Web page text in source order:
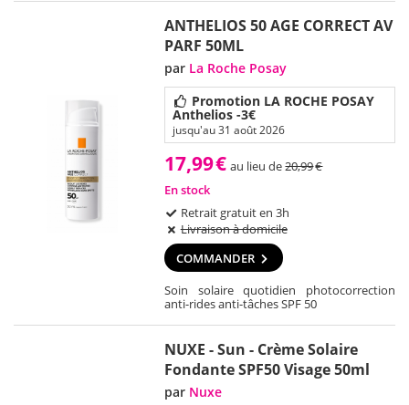
ANTHELIOS 50 AGE CORRECT AV
PARF 50ML
par La Roche Posay
Promotion LA ROCHE POSAY
Anthelios -3€
jusqu'au 31 août 2026
17,99€ au lieu de20,99€
En stock
Retrait gratuit en 3h
Livraison à domicile
COMMANDER
Soin solaire quotidien photocorrection
anti-rides anti-tâches SPF 50
NUXE - Sun - Crème Solaire
Fondante SPF50 Visage 50ml
par Nuxe